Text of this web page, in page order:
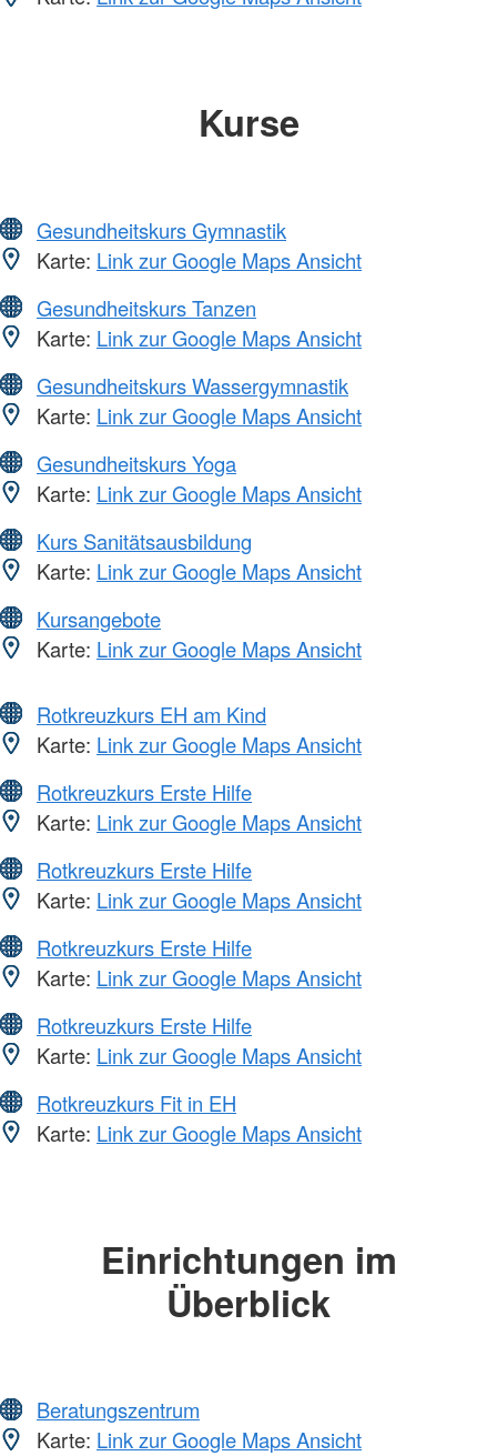
Kurse
Gesundheitskurs Gymnastik
Karte: Link zur Google Maps Ansicht
Gesundheitskurs Tanzen
Karte: Link zur Google Maps Ansicht
Gesundheitskurs Wassergymnastik
Karte: Link zur Google Maps Ansicht
Gesundheitskurs Yoga
Karte: Link zur Google Maps Ansicht
Kurs Sanitätsausbildung
Karte: Link zur Google Maps Ansicht
Kursangebote
Karte: Link zur Google Maps Ansicht
Rotkreuzkurs EH am Kind
Karte: Link zur Google Maps Ansicht
Rotkreuzkurs Erste Hilfe
Karte: Link zur Google Maps Ansicht
Rotkreuzkurs Erste Hilfe
Karte: Link zur Google Maps Ansicht
Rotkreuzkurs Erste Hilfe
Karte: Link zur Google Maps Ansicht
Rotkreuzkurs Erste Hilfe
Karte: Link zur Google Maps Ansicht
Rotkreuzkurs Fit in EH
Karte: Link zur Google Maps Ansicht
Einrichtungen im
Überblick
Beratungszentrum
Karte: Link zur Google Maps Ansicht